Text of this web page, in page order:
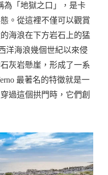
為「地獄之口」，是卡
。從這裡不僅可以觀賞
海浪在下方岩石上的猛
洋海浪幾個世紀以來侵
灰岩懸崖，形成了一系
最著名的特徵就是一
過這個拱門時，它們創